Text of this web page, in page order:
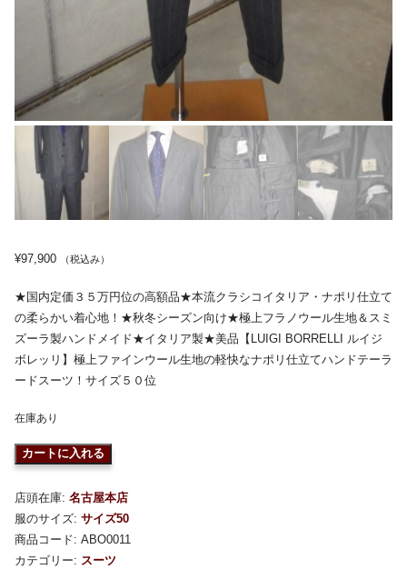
¥97,900 （税込み）
★国内定価３５万円位の高額品★本流クラシコイタリア・ナポリ仕立て
の柔らかい着心地！★秋冬シーズン向け★極上フラノウール生地＆スミ
ズーラ製ハンドメイド★イタリア製★美品【LUIGI BORRELLI ルイジ
ボレッリ】極上ファインウール生地の軽快なナポリ仕立てハンドテーラ
ードスーツ！サイズ５０位
在庫あり
カートに入れる
店頭在庫: 名古屋本店
服のサイズ: サイズ50
商品コード: ABO0011
カテゴリー: スーツ